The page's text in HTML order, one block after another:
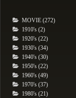
MOVIE (272)
1910's (2)
1920's (22)
1930's (34)
1940's (30)
1950's (22)
1960's (49)
1970's (37)
1980's (21)